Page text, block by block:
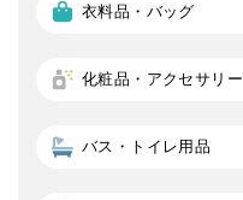
衣料品・バッグ
化粧品・アクセサリー
バス・トイレ用品